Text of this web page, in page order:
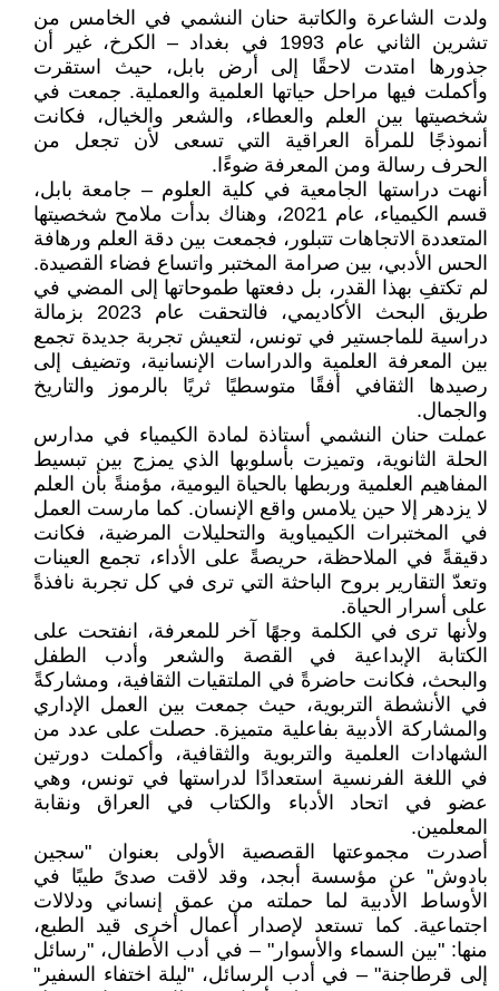
ولدت الشاعرة والكاتبة حنان النشمي في الخامس من
تشرين الثاني عام 1993 في بغداد – الكرخ، غير أن
جذورها امتدت لاحقًا إلى أرض بابل، حيث استقرت
وأكملت فيها مراحل حياتها العلمية والعملية. جمعت في
شخصيتها بين العلم والعطاء، والشعر والخيال، فكانت
أنموذجًا للمرأة العراقية التي تسعى لأن تجعل من
الحرف رسالة ومن المعرفة ضوءًا.
أنهت دراستها الجامعية في كلية العلوم – جامعة بابل،
قسم الكيمياء، عام 2021، وهناك بدأت ملامح شخصيتها
المتعددة الاتجاهات تتبلور، فجمعت بين دقة العلم ورهافة
الحس الأدبي، بين صرامة المختبر واتساع فضاء القصيدة.
لم تكتفِ بهذا القدر، بل دفعتها طموحاتها إلى المضي في
طريق البحث الأكاديمي، فالتحقت عام 2023 بزمالة
دراسية للماجستير في تونس، لتعيش تجربة جديدة تجمع
بين المعرفة العلمية والدراسات الإنسانية، وتضيف إلى
رصيدها الثقافي أفقًا متوسطيًا ثريًا بالرموز والتاريخ
والجمال.
عملت حنان النشمي أستاذة لمادة الكيمياء في مدارس
الحلة الثانوية، وتميزت بأسلوبها الذي يمزج بين تبسيط
المفاهيم العلمية وربطها بالحياة اليومية، مؤمنةً بأن العلم
لا يزدهر إلا حين يلامس واقع الإنسان. كما مارست العمل
في المختبرات الكيمياوية والتحليلات المرضية، فكانت
دقيقةً في الملاحظة، حريصةً على الأداء، تجمع العينات
وتعدّ التقارير بروح الباحثة التي ترى في كل تجربة نافذةً
على أسرار الحياة.
ولأنها ترى في الكلمة وجهًا آخر للمعرفة، انفتحت على
الكتابة الإبداعية في القصة والشعر وأدب الطفل
والبحث، فكانت حاضرةً في الملتقيات الثقافية، ومشاركةً
في الأنشطة التربوية، حيث جمعت بين العمل الإداري
والمشاركة الأدبية بفاعلية متميزة. حصلت على عدد من
الشهادات العلمية والتربوية والثقافية، وأكملت دورتين
في اللغة الفرنسية استعدادًا لدراستها في تونس، وهي
عضو في اتحاد الأدباء والكتاب في العراق ونقابة
المعلمين.
أصدرت مجموعتها القصصية الأولى بعنوان "سجين
بادوش" عن مؤسسة أبجد، وقد لاقت صدىً طيبًا في
الأوساط الأدبية لما حملته من عمق إنساني ودلالات
اجتماعية. كما تستعد لإصدار أعمال أخرى قيد الطبع،
منها: "بين السماء والأسوار" – في أدب الأطفال، "رسائل
إلى قرطاجنة" – في أدب الرسائل، "ليلة اختفاء السفير"